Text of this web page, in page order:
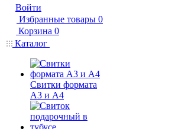
Войти
Избранные товары 0
Корзина 0
Каталог
Свитки формата
А3 и А4